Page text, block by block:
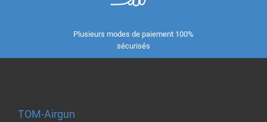
Plusieurs modes de paiement 100%
sécurisés
TOM-Airgun